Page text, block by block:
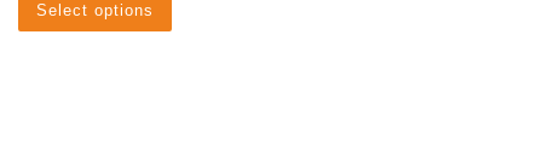
Select options